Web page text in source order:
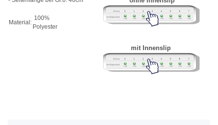
Material:
100%
Polyester
mit Innenslip